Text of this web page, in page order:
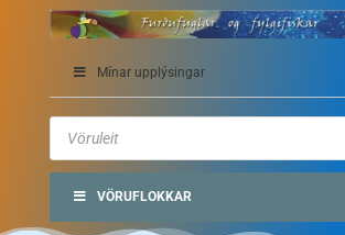
Mínar upplýsingar
Products
search
VÖRUFLOKKAR